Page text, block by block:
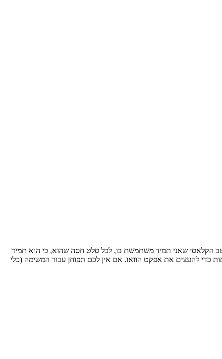
הקלאסי שאני תמיד משתמשת בו, לכל סלט חסה שהוא, כי הוא תמיד
כדי להעצים את אפקט הוואו. אם אין לכם תפוחן עבור המשימה (כלי